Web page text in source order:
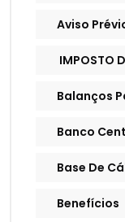
Aviso
IMPOSTO
Balanços
Banco
Base De
Benefícios